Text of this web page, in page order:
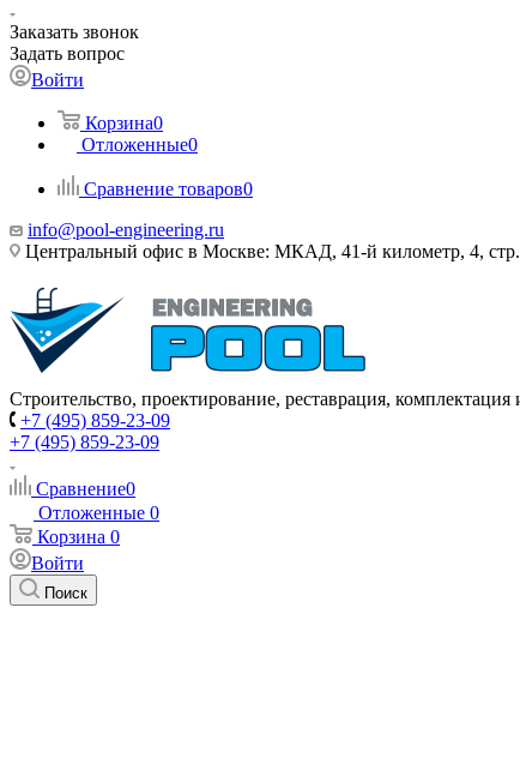
Заказать звонок
Задать вопрос
Войти
Корзина0
Отложенные0
Сравнение товаров0
info@pool-engineering.ru
Центральный офис в Москве: МКАД, 41-й километр, 4,
Строительство, проектирование, реставрация,
+7 (495) 859-23-09
+7 (495) 859-23-09
Сравнение0
Отложенные 0
Корзина 0
Войти
Поиск